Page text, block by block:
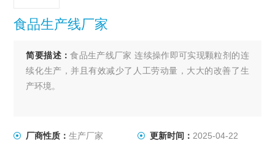
食品生产线厂家
简要描述：食品生产线厂家 连续操作即可实现颗粒剂的连
续化生产，并且有效减少了人工劳动量，大大的改善了生
产环境。
厂商性质：生产厂家 更新时间： 2025-04-22